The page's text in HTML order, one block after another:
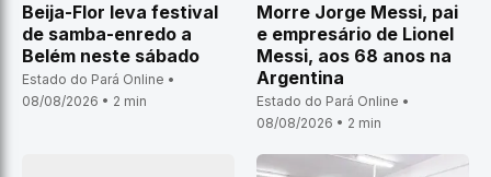
Beija-Flor leva festival
de samba-enredo a
Belém neste sábado
Estado do Pará Online •
08/08/2026 • 2 min
Morre Jorge Messi, pai
e empresário de Lionel
Messi, aos 68 anos na
Argentina
Estado do Pará Online •
08/08/2026 • 2 min